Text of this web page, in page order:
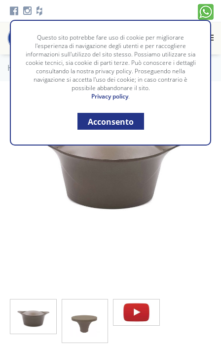
Home / Tavola e Cucina / CUCINA
Questo sito potrebbe fare uso di cookie per migliorare
l'esperienza di navigazione degli utenti e per raccogliere
informazioni sull'utilizzo del sito stesso. Possiamo utilizzare sia
cookie tecnici, sia cookie di parti terze. Può conoscere i dettagli
consultando la nostra privacy policy. Proseguendo nella
navigazione si accetta l'uso dei cookie; in caso contrario è
possibile abbandonare il sito.
Privacy policy.
Acconsento